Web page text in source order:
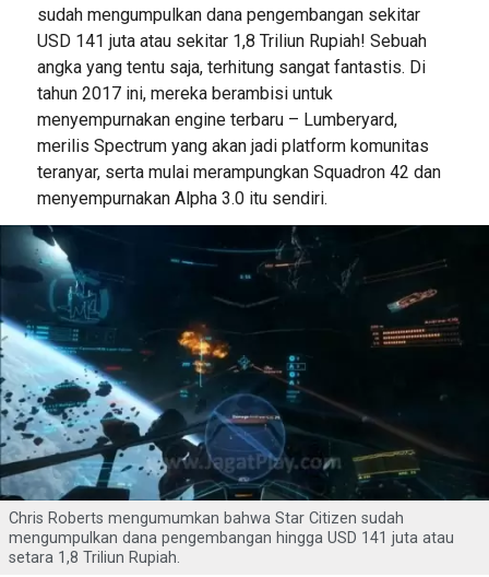
sudah mengumpulkan dana pengembangan sekitar
USD 141 juta atau sekitar 1,8 Triliun Rupiah! Sebuah
angka yang tentu saja, terhitung sangat fantastis. Di
tahun 2017 ini, mereka berambisi untuk
menyempurnakan engine terbaru – Lumberyard,
merilis Spectrum yang akan jadi platform komunitas
teranyar, serta mulai merampungkan Squadron 42 dan
menyempurnakan Alpha 3.0 itu sendiri.
Chris Roberts mengumumkan bahwa Star Citizen sudah
mengumpulkan dana pengembangan hingga USD 141 juta atau
setara 1,8 Triliun Rupiah.